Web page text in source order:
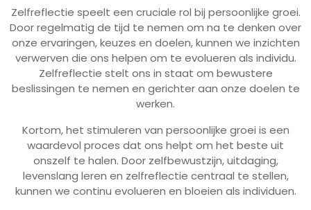
Zelfreflectie speelt een cruciale rol bij persoonlijke groei.
Door regelmatig de tijd te nemen om na te denken over
onze ervaringen, keuzes en doelen, kunnen we inzichten
verwerven die ons helpen om te evolueren als individu.
Zelfreflectie stelt ons in staat om bewustere
beslissingen te nemen en gerichter aan onze doelen te
werken.
Kortom, het stimuleren van persoonlijke groei is een
waardevol proces dat ons helpt om het beste uit
onszelf te halen. Door zelfbewustzijn, uitdaging,
levenslang leren en zelfreflectie centraal te stellen,
kunnen we continu evolueren en bloeien als individuen.